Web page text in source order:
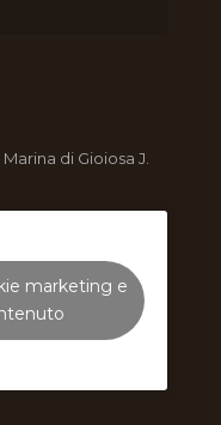
di Gioiosa J.
marketing e